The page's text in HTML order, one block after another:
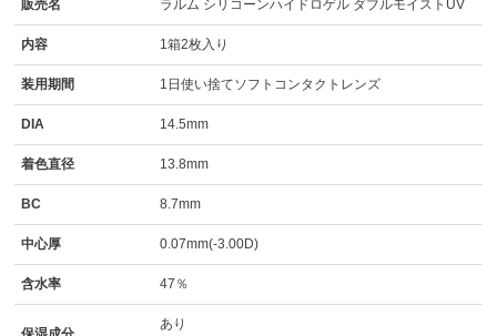
販売名 ラルム シリコーンハイドロゲル ダブルモイストUV
内容 1箱2枚入り
装用期間 1日使い捨てソフトコンタクトレンズ
DIA 14.5mm
着色直径 13.8mm
BC 8.7mm
中心厚 0.07mm(-3.00D)
含水率 47％
あり